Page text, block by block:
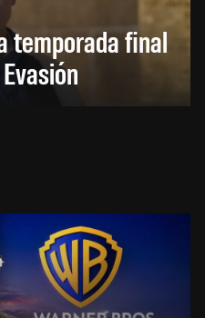
temporada final